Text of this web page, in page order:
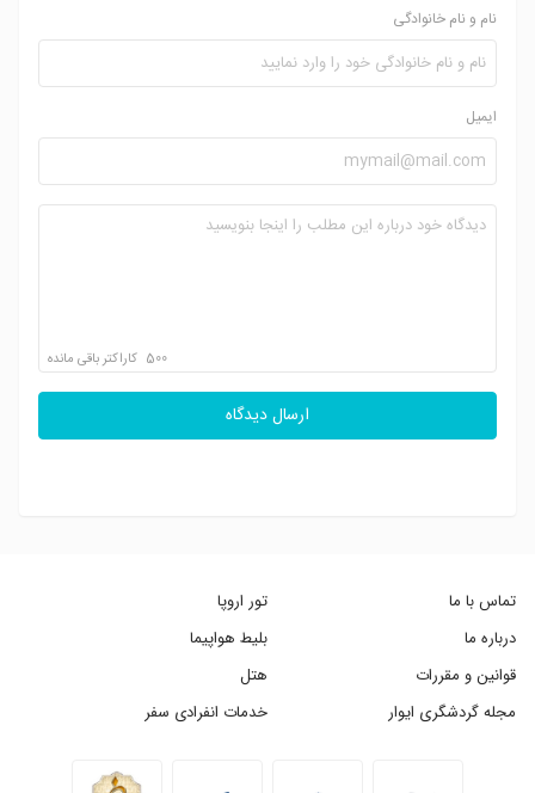
نام و نام خانوادگی
ایمیل
500 کاراکتر باقی مانده
ارسال دیدگاه
تماس با ما
درباره ما
قوانین و مقررات
مجله گردشگری ایوار
تور اروپا
بلیط هواپیما
هتل
خدمات انفرادی سفر